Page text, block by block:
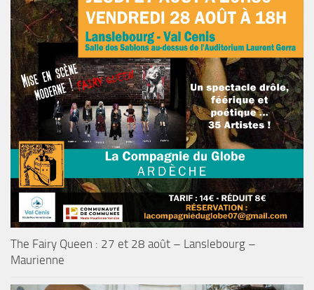
The Fairy Queen : 27 et 28 août – Lanslebourg –
Maurienne